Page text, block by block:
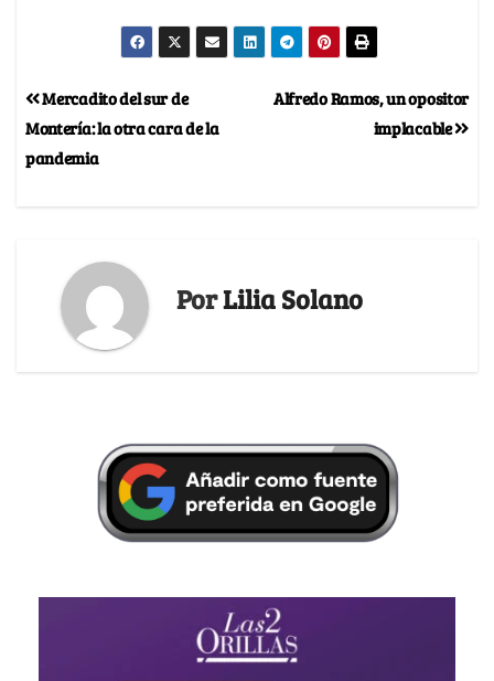
Alfredo Ramos, un opositor
implacable
Mercadito del sur de
Montería: la otra cara de la
pandemia
PorLilia Solano